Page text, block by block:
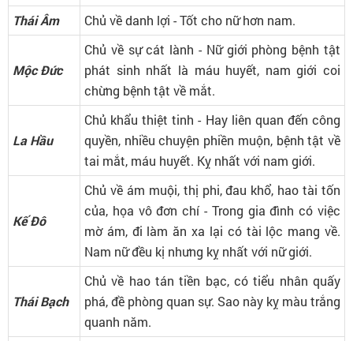
Thái Âm
Chủ về danh lợi - Tốt cho nữ hơn nam.
Mộc Đức
Chủ về sự cát lành - Nữ giới phòng bệnh tật
phát sinh nhất là máu huyết, nam giới coi
chừng bệnh tật về mắt.
La Hầu
Chủ khẩu thiệt tinh - Hay liên quan đến công
quyền, nhiều chuyện phiền muộn, bệnh tật về
tai mắt, máu huyết. Kỵ nhất với nam giới.
Kế Đô
Chủ về ám muội, thị phi, đau khổ, hao tài tốn
của, họa vô đơn chí - Trong gia đình có việc
mờ ám, đi làm ăn xa lại có tài lộc mang về.
Nam nữ đều kị nhưng kỵ nhất với nữ giới.
Thái Bạch
Chủ về hao tán tiền bạc, có tiểu nhân quấy
phá, đề phòng quan sự. Sao này kỵ màu trắng
quanh năm.